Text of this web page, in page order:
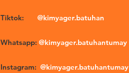
Tiktok: @kimyager.batuhan
Whatsapp: @kimyager.batuhantumay
Instagram: @kimyager.batuhantumay